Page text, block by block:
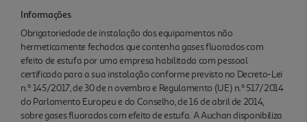
Informações
Obrigatoriedade de instalação dos equipamentos não
hermeticamente fechados que contenha gases fluorados com
efeito de estufa por uma empresa habilitada com pessoal
certificado para a sua instalação conforme previsto no Decreto-Lei
n.º 145/2017, de 30 de n ovembro e Regulamento (UE) n.º 517/2014
do Parlamento Europeu e do Conselho, de 16 de abril de 2014,
sobre gases fluorados com efeito de estufa. A Auchan disponibiliza